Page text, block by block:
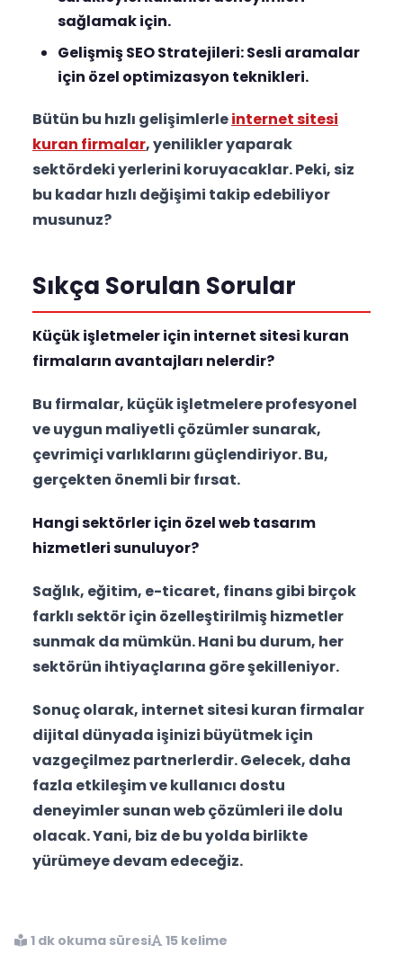
sağlamak için.
Gelişmiş SEO Stratejileri:Sesli aramalar
için özel optimizasyon teknikleri.
Bütün bu hızlı gelişimlerleinternet sitesi
kuran firmalar, yenilikler yaparak
sektördeki yerlerini koruyacaklar. Peki, siz
bu kadar hızlı değişimi takip edebiliyor
musunuz?
Sıkça Sorulan Sorular
Küçük işletmeler için internet sitesi kuran
firmaların avantajları nelerdir?
Bu firmalar, küçük işletmelere profesyonel
ve uygun maliyetli çözümler sunarak,
çevrimiçi varlıklarını güçlendiriyor. Bu,
gerçekten önemli bir fırsat.
Hangi sektörler için özel web tasarım
hizmetleri sunuluyor?
Sağlık, eğitim, e-ticaret, finans gibi birçok
farklı sektör için özelleştirilmiş hizmetler
sunmak da mümkün. Hani bu durum, her
sektörün ihtiyaçlarına göre şekilleniyor.
Sonuç olarak, internet sitesi kuran firmalar
dijital dünyada işinizi büyütmek için
vazgeçilmez partnerlerdir. Gelecek, daha
fazla etkileşim ve kullanıcı dostu
deneyimler sunan web çözümleri ile dolu
olacak. Yani, biz de bu yolda birlikte
yürümeye devam edeceğiz.
1 dk okuma süresi 15 kelime